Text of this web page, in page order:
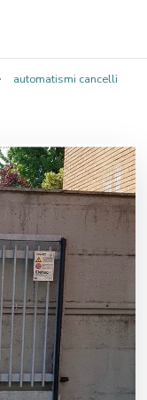
automatismi cancelli